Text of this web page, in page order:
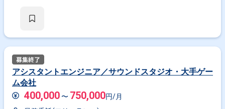
アシスタントエンジニア／サウンドスタジオ・大手ゲー
ム会社
400,000 〜 750,000円/月
特徴で絞り込む
3Dデザイナー × 副業
その他の条件で検索する